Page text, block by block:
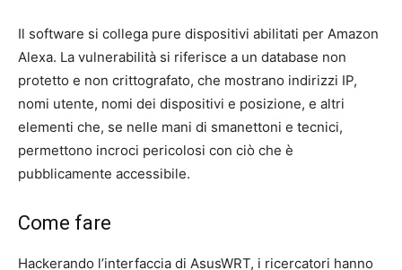
Il software si collega pure dispositivi abilitati per Amazon
Alexa. La vulnerabilità si riferisce a un database non
protetto e non crittografato, che mostrano indirizzi IP,
nomi utente, nomi dei dispositivi e posizione, e altri
elementi che, se nelle mani di smanettoni e tecnici,
permettono incroci pericolosi con ciò che è
pubblicamente accessibile.
Come fare
Hackerando l’interfaccia di AsusWRT, i ricercatori hanno